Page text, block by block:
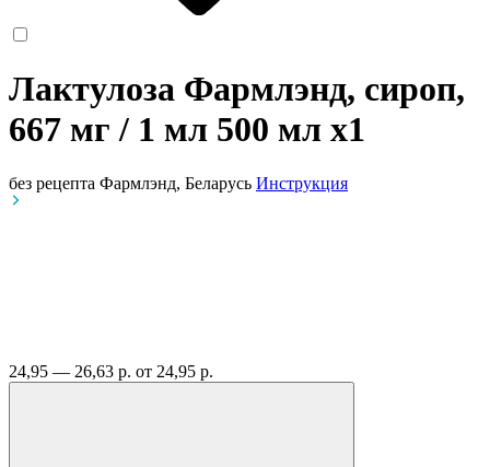
Лактулоза Фармлэнд, сироп,
667 мг / 1 мл 500 мл x1
без рецепта Фармлэнд, Беларусь Инструкция
24,95 — 26,63 р. от 24,95 р.